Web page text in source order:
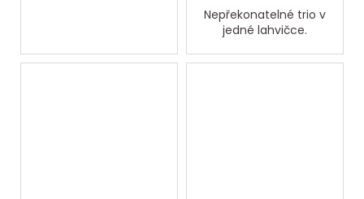
Nepřekonatelné trio v
jedné lahvičce.